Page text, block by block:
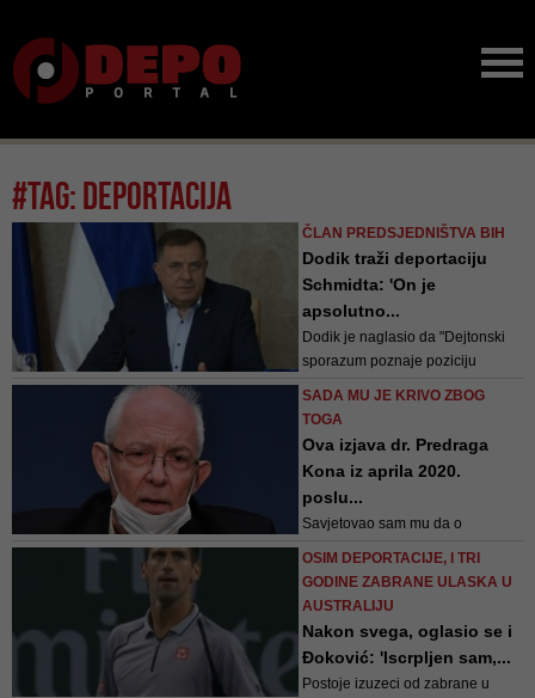
#tag: deportacija
ČLAN PREDSJEDNIŠTVA BIH
Dodik traži deportaciju
Schmidta: 'On je
apsolutno...
Dodik je naglasio da "Dejtonski
sporazum poznaje poziciju
vezano za OHR koji u
institunacionalnom smislu nema
nikakve nadležnosti i njega treba
zatvoriti"
SADA MU JE KRIVO ZBOG
TOGA
Ova izjava dr. Predraga
Kona iz aprila 2020.
poslu...
Savjetovao sam mu da o
stanovništa - rekao je
svojevremeno dr. Kon
OSIM DEPORTACIJE, I TRI
GODINE ZABRANE ULASKA U
AUSTRALIJU
Nakon svega, oglasio se i
Đoković: 'Iscrpljen sam,...
Postoje izuzeci od zabrane u